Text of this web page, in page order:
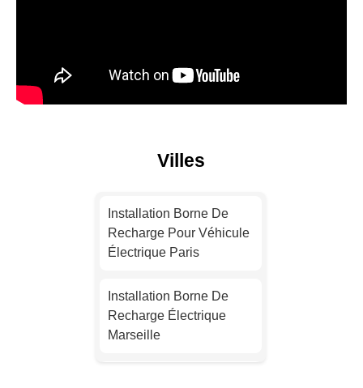
Villes
Installation Borne De
Recharge Pour Véhicule
Électrique Paris
Installation Borne De
Recharge Électrique
Marseille